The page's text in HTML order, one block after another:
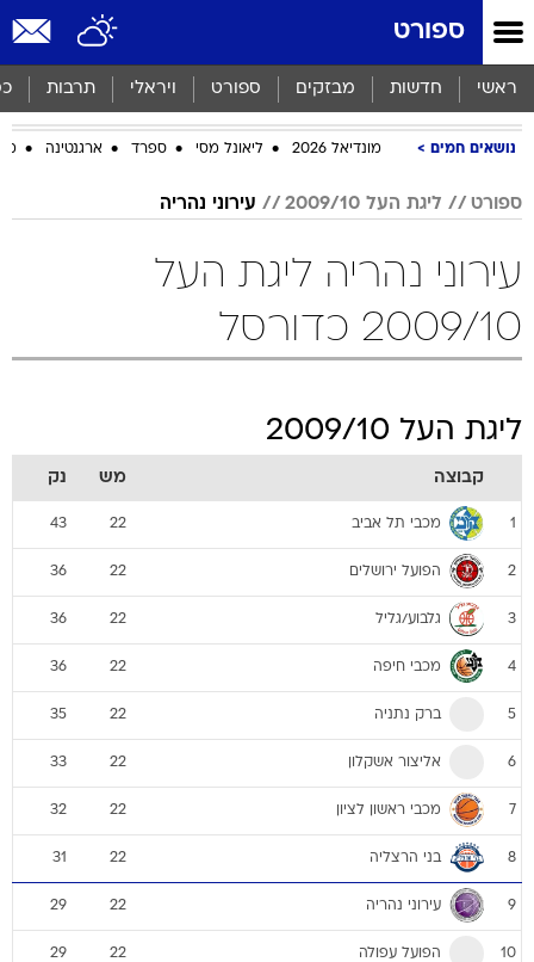
ספורט
ראשי חדשות מבזקים ספורט ויראלי תרבות
נושאים חמים מונדיאל 2026 ליאונל מסי ספרד ארגנטינה
ספורט ליגת העל 2009/10 עירוני נהריה
עירוני נהריה ליגת העל
2009/10 כדורסל
ליגת העל 2009/10
קבוצה מש נק
1 מכבי תל אביב 22
43
2 הפועל ירושלים 22
36
3 גלבוע/גליל 22
36
4 מכבי חיפה 22
36
5 ברק נתניה 22
35
6 אליצור אשקלון 22
33
7 מכבי ראשון לציון 22
32
8 בני הרצליה 22
31
9 עירוני נהריה 22
29
10 הפועל עפולה 22
29